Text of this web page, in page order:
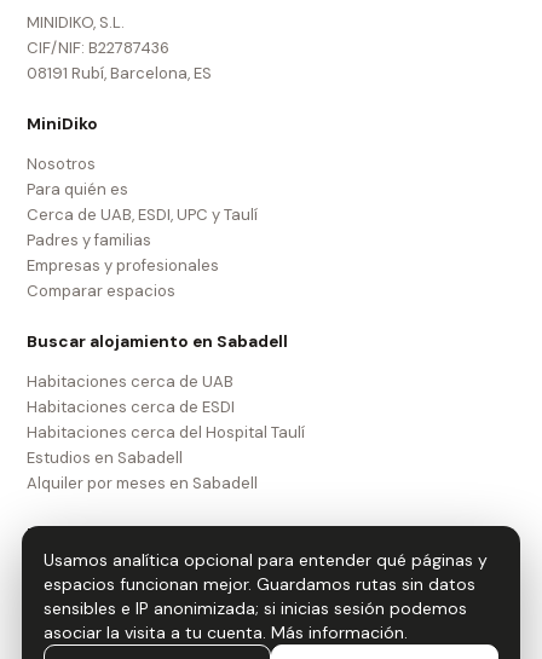
Usamos analítica opcional para entender qué páginas y
espacios funcionan mejor. Guardamos rutas sin datos
sensibles e IP anonimizada; si inicias sesión podemos
asociar la visita a tu cuenta. Más información.
MINIDIKO, S.L.
CIF/NIF: B22787436
08191 Rubí, Barcelona, ES
MiniDiko
Nosotros
Para quién es
Cerca de UAB, ESDI, UPC y Taulí
Padres y familias
Empresas y profesionales
Comparar espacios
Buscar alojamiento en Sabadell
Habitaciones cerca de UAB
Habitaciones cerca de ESDI
Habitaciones cerca del Hospital Taulí
Estudios en Sabadell
Alquiler por meses en Sabadell
Legal
Aviso legal
Política de privacidad
Política de cookies